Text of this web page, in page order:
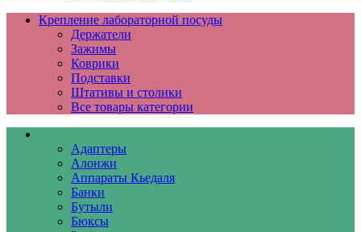
Крепление лабораторной посуды
Держатели
Зажимы
Коврики
Подставки
Штативы и столики
Все товары категории
Адаптеры
Алонжи
Аппараты Кьедаля
Банки
Бутыли
Бюксы